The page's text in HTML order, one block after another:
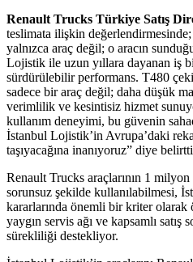
Renault Trucks Türkiye Satış
teslimata ilişkin
yalnızca araç değil; o aracın
Lojistik ile uzun yıllara dayanan iş
sürdürülebilir performans. T480
sadece bir araç değil; daha düşük
verimlilik ve kesintisiz hizmet
kullanım deneyimi, bu güvenin
İstanbul Lojistik’in Avrupa’daki
taşıyacağına inanıyoruz” diye
Renault Trucks araçlarının 1
sorunsuz şekilde kullanılabilmesi,
kararlarında önemli bir kriter olarak
yaygın servis ağı ve kapsamlı satış
sürekliliği destekliyor.